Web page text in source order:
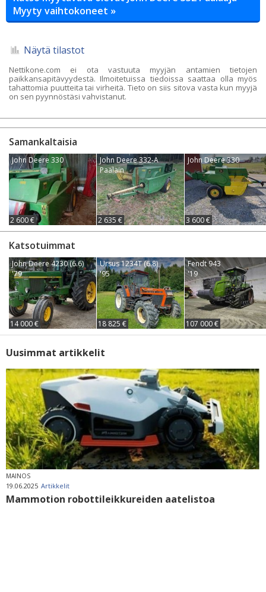
Myyty vaihtokoneet »
Näytä tilastot
Nettikone.com ei ota vastuuta myyjän antamien tietojen
paikkansapitävyydestä. Ilmoitetuissa tiedoissa saattaa olla myös
tahattomia puutteita tai virheitä. Tieto on siis sitova vasta kun myyjä
on sen pyynnöstäsi vahvistanut.
Samankaltaisia
John Deere 330
2 600 €
John Deere 332-A
Paalain
2 635 €
John Deere 330
3 600 €
Katsotuimmat
John Deere 4230 (6.6)
'79
14 000 €
Ursus 1234T (6.8)
'95
18 825 €
Fendt 943
'19
107 000 €
Uusimmat artikkelit
MAINOS
19.06.2025 Artikkelit
Mammotion robottileikkureiden aatelistoa